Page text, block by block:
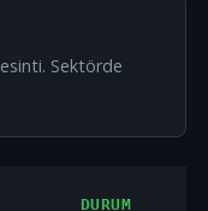
Sektörde
DURUM